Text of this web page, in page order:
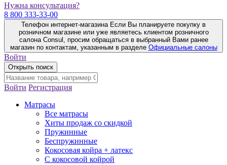
Нужна консультация?
8 800 333-33-00
Телефон интернет-магазина Если Вы планируете покупку в
розничном магазине или уже являетесь клиентом розничного
салона Consul, просим обращаться в выбранный Вами ранее
магазин по контактам, указанным в разделе Официальные салоны
Войти
Открыть поиск
Войти Регистрация
Матрасы
Все матрасы
Хиты продаж со скидкой
Пружинные
Беспружинные
Кокосовая койра + латекс
С кокосовой койрой